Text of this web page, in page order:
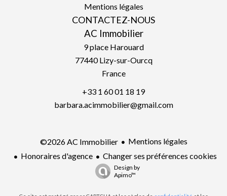
Mentions légales
CONTACTEZ-NOUS
AC Immobilier
9 place Harouard
77440Lizy-sur-Ourcq
France
+33 1 60 01 18 19
barbara.acimmobilier@gmail.com
©2026 AC Immobilier
Mentions légales
Honoraires d'agence
Changer ses préférences cookies
Design by
Apimo™